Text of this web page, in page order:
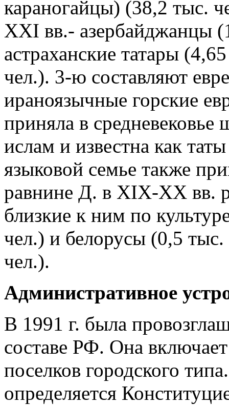
караногайцы) (38,2 тыс.
XXI вв.- азербайджанцы
астраханские татары
чел.). 3-ю составляют
ираноязычные горские
приняла в
ислам и известна как
языковой семье также
равнине Д. в XIX-XX вв.
близкие к ним по
чел.) и белорусы (0,5
чел.).
Административное
В 1991 г. была
составе РФ. Она
поселков городского
определяется